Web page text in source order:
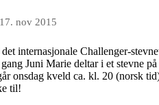
17. nov 2015
internasjonale Challenger-
Juni Marie deltar i et stevne på
onsdag kveld ca. kl. 20 (norsk
til!